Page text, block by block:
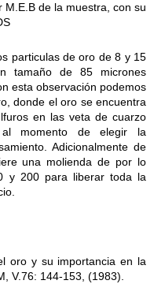
de la muestra, con su
particulas de oro de 8 y 15
tamaño de 85 micrones
esta observación podemos
donde el oro se encuentra
en las veta de cuarzo
momento de elegir la
Adicionalmente de
una molienda de por lo
y 200 para liberar toda la
oro y su importancia en la
V.76: 144-153, (1983).